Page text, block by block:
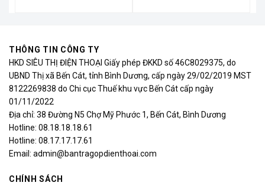
THÔNG TIN CÔNG TY
HKD SIÊU THỊ ĐIỆN THOẠI Giấy phép ĐKKD số 46C8029375, do
UBND Thị xã Bến Cát, tỉnh Bình Dương, cấp ngày 29/02/2019 MST
8122269838 do Chi cục Thuế khu vực Bến Cát cấp ngày
01/11/2022
Địa chỉ: 38 Đường N5 Chợ Mỹ Phước 1, Bến Cát, Bình Dương
Hotline: 08.18.18.18.61
Hotline: 08.17.17.17.61
Email: admin@bantragopdienthoai.com
CHÍNH SÁCH